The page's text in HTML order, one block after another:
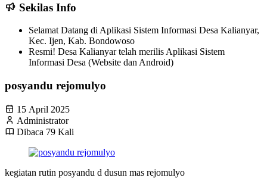
Sekilas Info
Selamat Datang di Aplikasi Sistem Informasi Desa Kalianyar,
Kec. Ijen, Kab. Bondowoso
Resmi! Desa Kalianyar telah merilis Aplikasi Sistem
Informasi Desa (Website dan Android)
posyandu rejomulyo
15 April 2025
Administrator
Dibaca 79 Kali
kegiatan rutin posyandu d dusun mas rejomulyo